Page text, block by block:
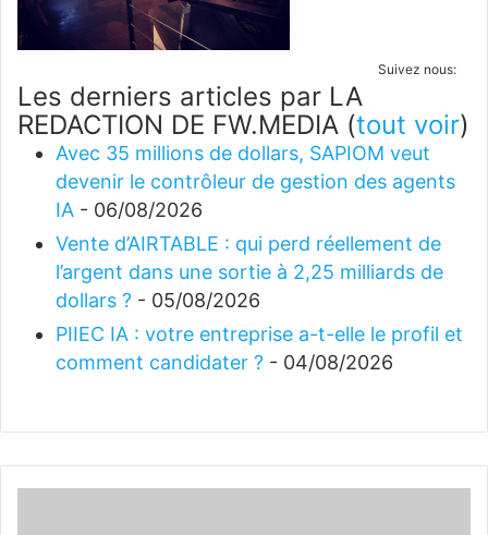
Suivez nous:
Les derniers articles par LA
REDACTION DE FW.MEDIA (tout voir)
Avec 35 millions de dollars, SAPIOM veut
devenir le contrôleur de gestion des agents
IA - 06/08/2026
Vente d’AIRTABLE : qui perd réellement de
l’argent dans une sortie à 2,25 milliards de
dollars ? - 05/08/2026
PIIEC IA : votre entreprise a-t-elle le profil et
comment candidater ? - 04/08/2026